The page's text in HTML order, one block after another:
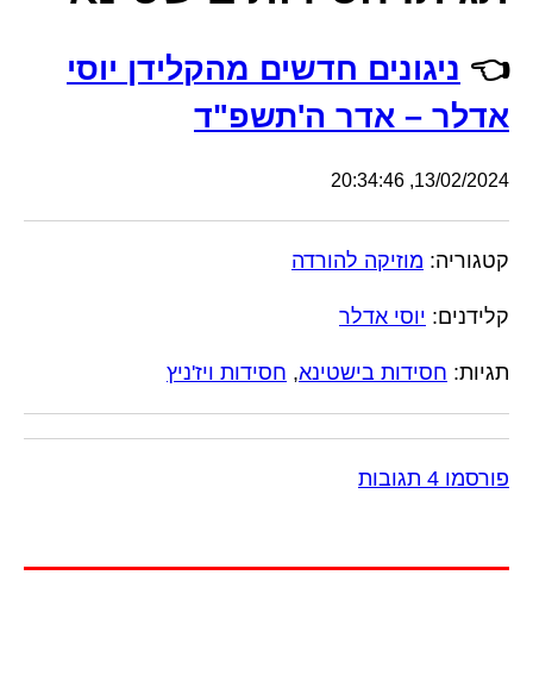
👈 ניגונים חדשים מהקלידן יוסי
אדלר – אדר ה'תשפ"ד
13/02/2024, 20:34:46
קטגוריה: מוזיקה להורדה
קלידנים: יוסי אדלר
תגיות: חסידות בישטינא, חסידות ויז'ניץ
פורסמו 4 תגובות